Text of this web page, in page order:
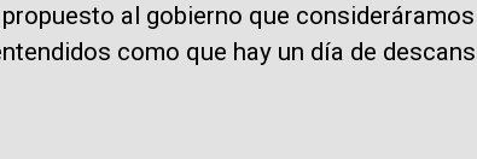
al gobierno que
como que hay un día de